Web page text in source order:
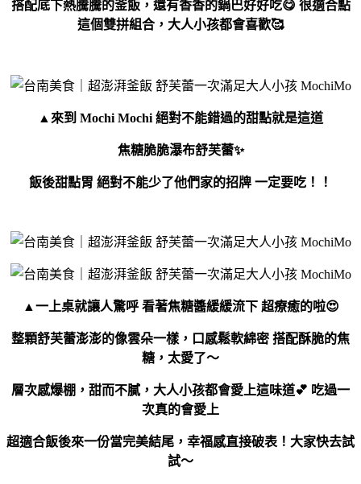
搭配底下熱騰騰的釜飯，還有香香的鍋巴好好吃😋 很適合點
這個雙拼組合，大人小孩都會喜歡🥰
▲ 來到 Mochi Mochi 絕對不能錯過的甜點就是這道
焦糖脆脆瀑布舒芙蕾✨
飯後甜點胃 絕對不能少了他們家的招牌 一定要吃！！
▲一上桌就讓人驚呼 看著焦糖醬緩緩流下 超療癒的啦😍
整顆舒芙蕾澎澎的像雲朵一樣，口感鬆軟綿密 搭配酥脆的焦
糖，太愛了～
層次感爆棚，甜而不膩，大人小孩都會愛上這味道💕 吃過一
次真的會愛上
超適合飯後來一份當完美結尾，幸福感直接破表！大家快去試
試～